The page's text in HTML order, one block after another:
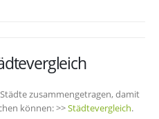
zusammengetragen, damit
können: >>Städtevergleich.